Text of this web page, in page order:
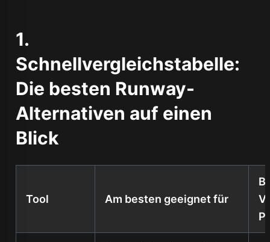
1.
Schnellvergleichstabelle:
Die besten Runway-
Alternativen auf einen
Blick
Tool Am besten geeignet für